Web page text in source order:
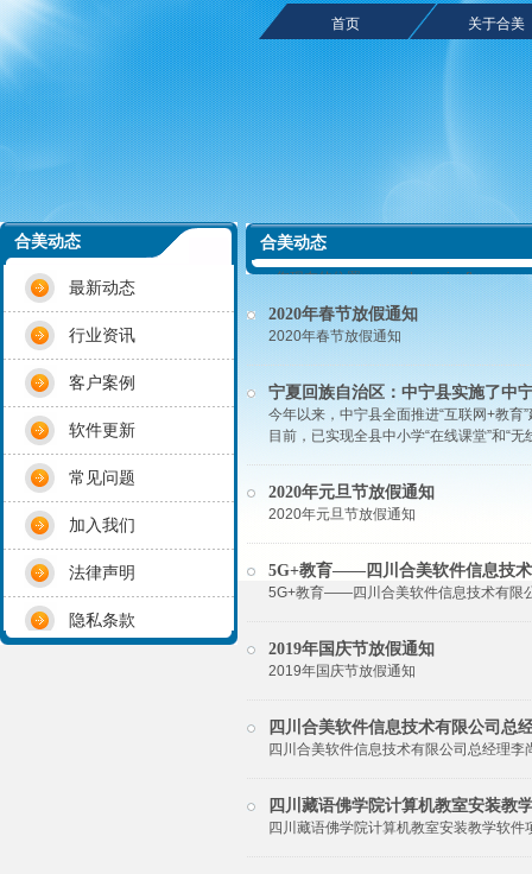
关于合美
首页
2020年春节放假通知
2020年春节放假通知
宁夏回族自治区：中宁县实施了中
今年以来，中宁县全面推进“互联网+教
目前，已实现全县中小学“在线课堂”和“无
2020年元旦节放假通知
2020年元旦节放假通知
5G+教育——四川合美软件信息技
5G+教育——四川合美软件信息技术有限
2019年国庆节放假通知
2019年国庆节放假通知
四川合美软件信息技术有限公司总
四川合美软件信息技术有限公司总经理
四川藏语佛学院计算机教室安装教
四川藏语佛学院计算机教室安装教学软
合美动态
最新动态
行业资讯
客户案例
软件更新
常见问题
加入我们
法律声明
隐私条款
合美动态
您现在的位置：
电子教室 云教室 未来智慧课堂 数字语
教室优秀品牌 成都 四川合美软件信息